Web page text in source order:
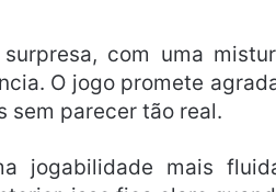
com uma
O jogo promete
sem parecer tão real.
jogabilidade mais